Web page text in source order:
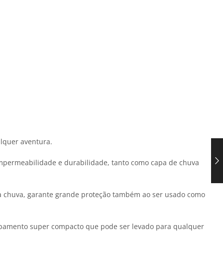
aventura.
e durabilidade, tanto como capa de chuva
garante grande proteção também ao ser usado como
super compacto que pode ser levado para qualquer